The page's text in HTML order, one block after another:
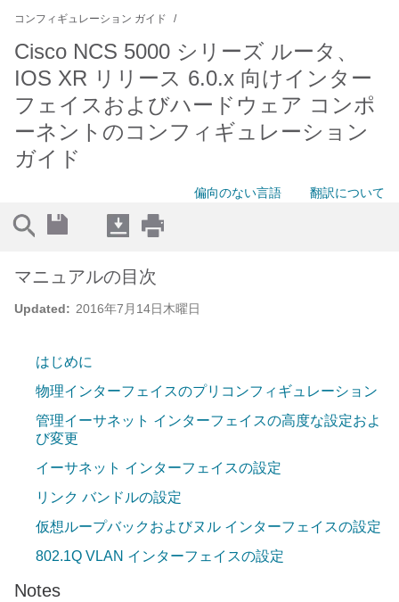
コンフィギュレーション ガイド
Cisco NCS 5000 シリーズ ルータ、
IOS XR リリース 6.0.x 向けインター
フェイスおよびハードウェア コンポ
ーネントのコンフィギュレーション
ガイド
偏向のない言語 翻訳について
Updated: 2016年7月14日木曜日
マニュアルの目次
はじめに
物理インターフェイスのプリコンフィギュレーション
管理イーサネット インターフェイスの高度な設定およ
び変更
イーサネット インターフェイスの設定
リンク バンドルの設定
仮想ループバックおよびヌル インターフェイスの設定
802.1Q VLAN インターフェイスの設定
Notes